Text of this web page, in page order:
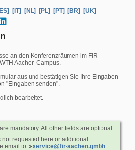
[IT] [NL] [PL] [PT] [BR] [UK]
an den Konferenzräumen im FIR-
Aachen Campus.
aus und bestätigen Sie Ihre Eingaben
"Eingaben senden".
bearbeitet.
mandatory. All other fields are optional.
not requested here or additional
email to
service@fir-aachen.gmbh.